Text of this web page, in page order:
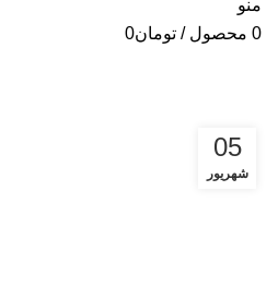
منو
0 محصول / تومان0
05
شهریور